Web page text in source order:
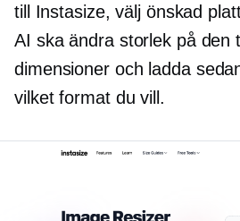
till Instasize, välj önskad
AI ska ändra storlek på den
dimensioner och ladda
vilket format du vill.